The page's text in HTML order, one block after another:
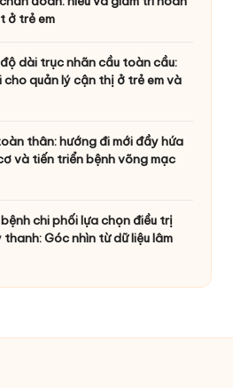
ở trẻ em
dài trục nhãn cầu toàn cầu:
cho quản lý cận thị ở trẻ em và
thân: hướng đi mới đầy hứa
và tiến triển bệnh võng mạc
chi phối lựa chọn điều trị
Góc nhìn từ dữ liệu lâm